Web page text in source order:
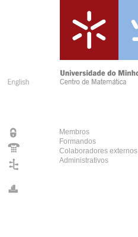
Membros
Formandos
Colaboradores externos
Administrativos